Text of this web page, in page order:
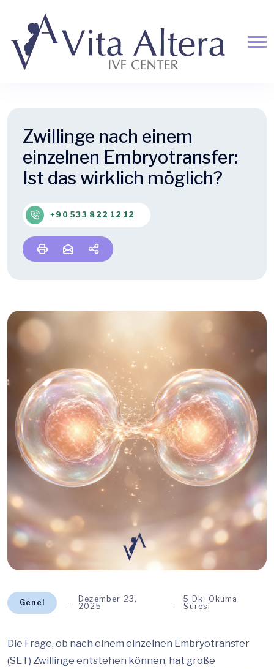
Zwillinge nach einem
einzelnen Embryotransfer:
Ist das wirklich möglich?
+90 533 822 12 12
Genel
Dezember 23,
2025
5 Dk. Okuma
Süresi
Die Frage, ob nach einem einzelnen Embryotransfer
(SET) Zwillinge entstehen können, hat große